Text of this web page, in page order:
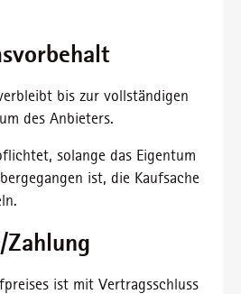
bis zur vollständigen
des Anbieters.
solange das Eigentum
ist, die Kaufsache
ist mit Vertragsschluss